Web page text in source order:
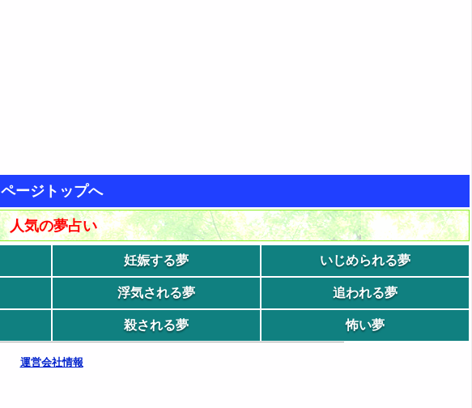
ページトップへ
人気の夢占い
妊娠する夢 いじめられる夢
浮気される夢 追われる夢
殺される夢 怖い夢
運営会社情報